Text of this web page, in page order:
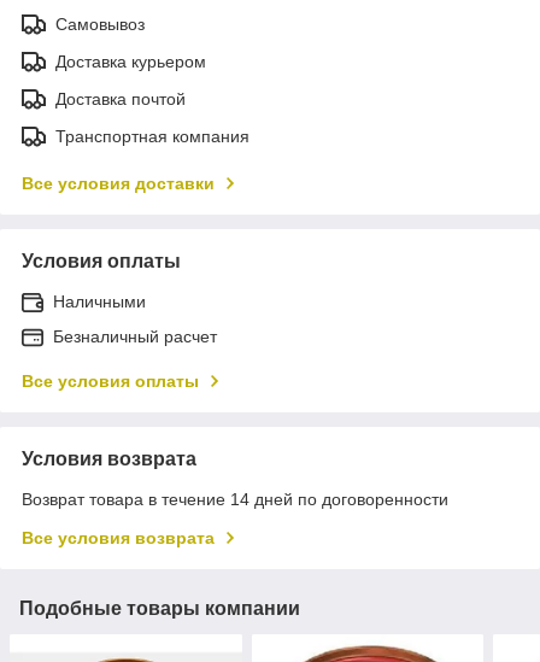
Самовывоз
Доставка курьером
Доставка почтой
Транспортная компания
Все условия доставки
Условия оплаты
Наличными
Безналичный расчет
Все условия оплаты
Условия возврата
Возврат товара в течение 14 дней по договоренности
Все условия возврата
Подобные товары компании